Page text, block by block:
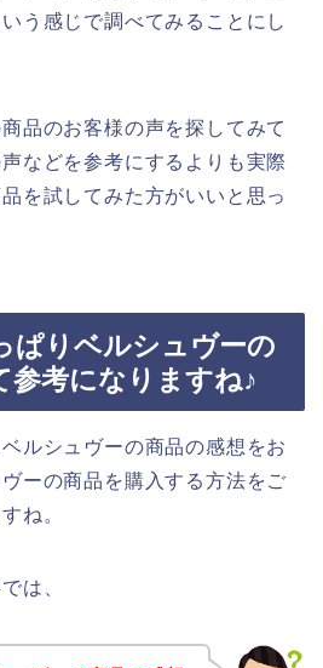
う感じで調べてみることにし
品のお客様の声を探してみて
などを参考にするよりも実際
を試してみた方がいいと思っ
ぱりベルシュヴーの
参考になりますね♪
ルシュヴーの商品の感想をお
ーの商品を購入する方法をご
ね。
は、